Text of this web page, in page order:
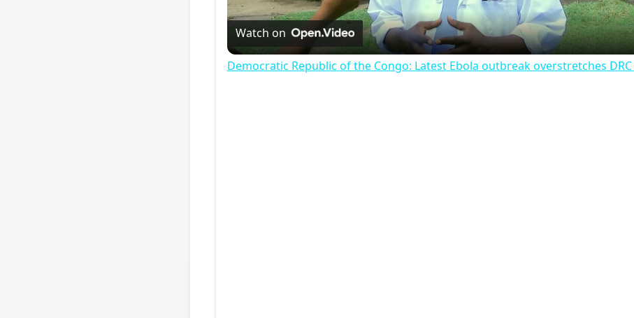
Watch on
Democratic Republic of the Congo: Latest Ebola outbreak overstretches